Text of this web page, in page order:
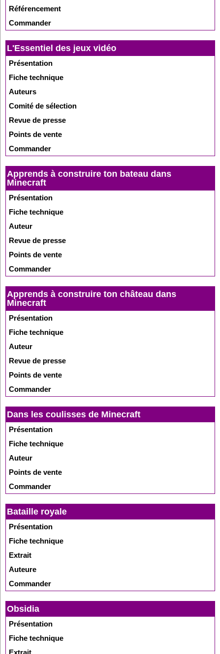
Référencement
Commander
L'Essentiel des jeux vidéo
Présentation
Fiche technique
Auteurs
Comité de sélection
Revue de presse
Points de vente
Commander
Apprends à construire ton bateau dans
Minecraft
Présentation
Fiche technique
Auteur
Revue de presse
Points de vente
Commander
Apprends à construire ton château dans
Minecraft
Présentation
Fiche technique
Auteur
Revue de presse
Points de vente
Commander
Dans les coulisses de Minecraft
Présentation
Fiche technique
Auteur
Points de vente
Commander
Bataille royale
Présentation
Fiche technique
Extrait
Auteure
Commander
Obsidia
Présentation
Fiche technique
Extrait